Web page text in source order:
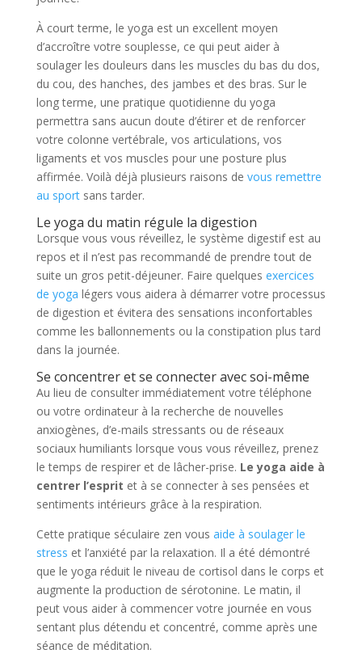
À court terme, le yoga est un excellent moyen
d’accroître votre souplesse, ce qui peut aider à
soulager les douleurs dans les muscles du bas du dos,
du cou, des hanches, des jambes et des bras. Sur le
long terme, une pratique quotidienne du yoga
permettra sans aucun doute d’étirer et de renforcer
votre colonne vertébrale, vos articulations, vos
ligaments et vos muscles pour une posture plus
affirmée. Voilà déjà plusieurs raisons de vous remettre
au sportsans tarder.
Le yoga du matin régule la digestion
Lorsque vous vous réveillez, le système digestif est au
repos et il n’est pas recommandé de prendre tout de
suite un gros petit-déjeuner. Faire quelques exercices
de yoga légers vous aidera à démarrer votre processus
de digestion et évitera des sensations inconfortables
comme les ballonnements ou la constipation plus tard
dans la journée.
Se concentrer et se connecter avec soi-même
Au lieu de consulter immédiatement votre téléphone
ou votre ordinateur à la recherche de nouvelles
anxiogènes, d’e-mails stressants ou de réseaux
sociaux humiliants lorsque vous vous réveillez, prenez
le temps de respirer et de lâcher-prise. Le yoga aide à
centrer l’esprit et à se connecter à ses pensées et
sentiments intérieurs grâce à la respiration.
Cette pratique séculaire zen vous aide à soulager le
stress et l’anxiété par la relaxation. Il a été démontré
que le yoga réduit le niveau de cortisol dans le corps et
augmente la production de sérotonine. Le matin, il
peut vous aider à commencer votre journée en vous
sentant plus détendu et concentré, comme après une
séance de méditation.